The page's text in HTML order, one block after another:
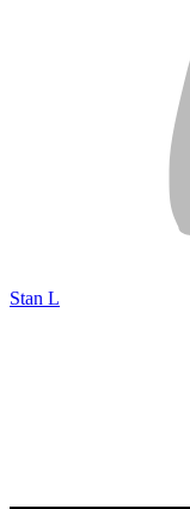
Stan L